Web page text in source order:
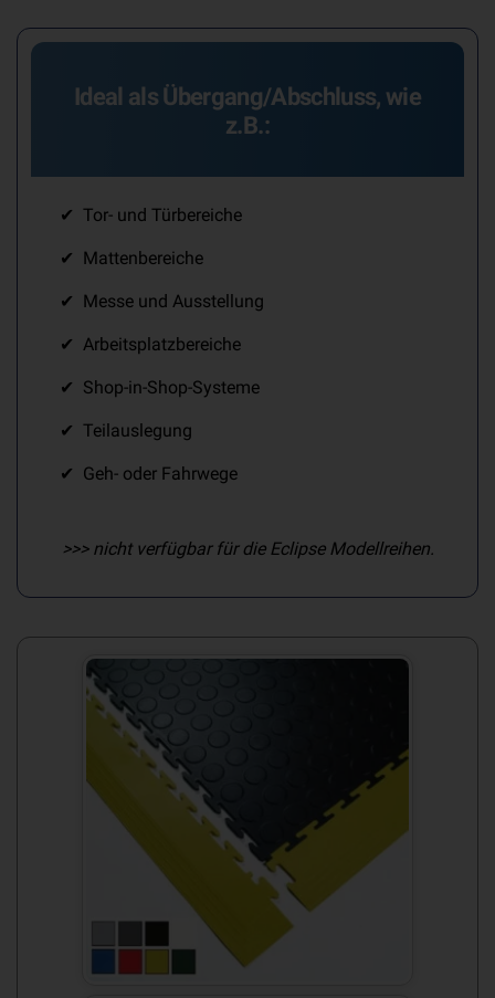
Ideal als Übergang/Abschluss, wie
z.B.:
Tor- und Türbereiche
Mattenbereiche
Messe und Ausstellung
Arbeitsplatzbereiche
Shop-in-Shop-Systeme
Teilauslegung
Geh- oder Fahrwege
>>> nicht verfügbar für die Eclipse Modellreihen.